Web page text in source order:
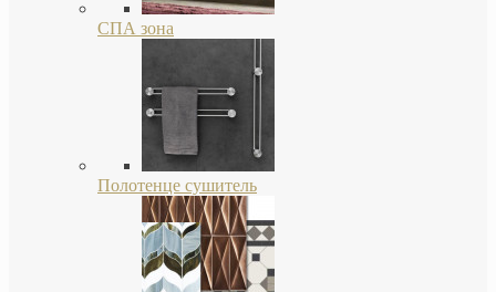
СПА зона
Полотенце сушитель